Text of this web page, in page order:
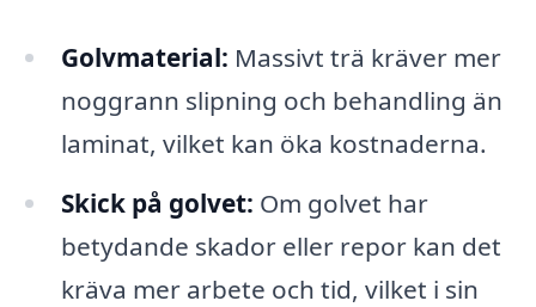
Golvmaterial: Massivt trä kräver mer
noggrann slipning och behandling än
laminat, vilket kan öka kostnaderna.
Skick på golvet: Om golvet har
betydande skador eller repor kan det
kräva mer arbete och tid, vilket i sin